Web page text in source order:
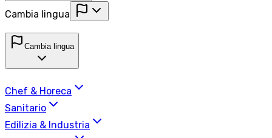
Cambia lingua
Cambia lingua
Chef & Horeca
Sanitario
Edilizia & Industria